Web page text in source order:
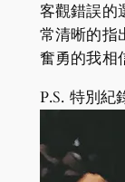
客觀錯誤的
常清晰的指
奮勇的我相
P.S. 特別紀